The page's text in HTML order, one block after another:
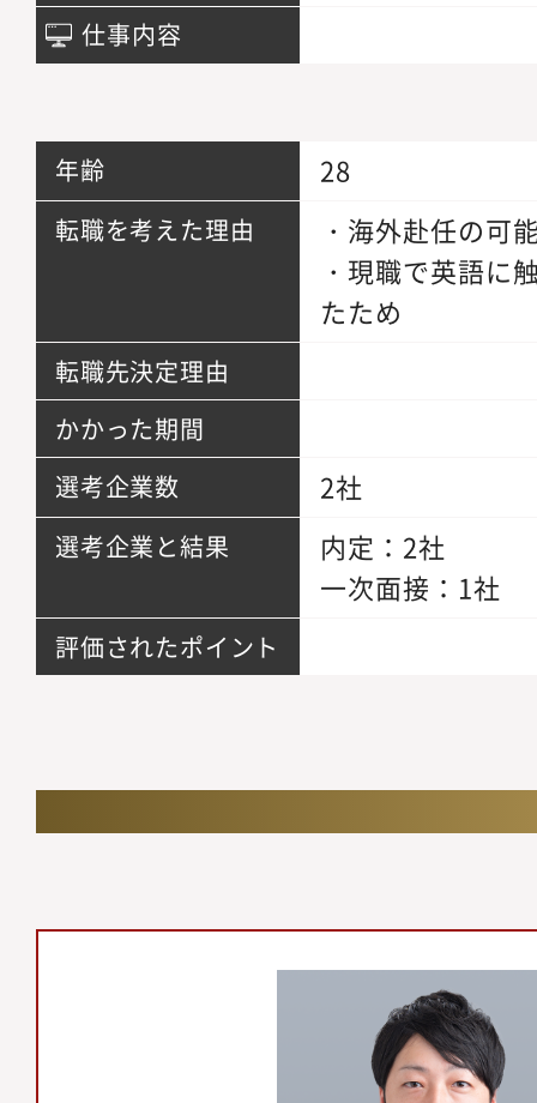
仕事内容
年齢 28
転職を考えた理由
・海外赴任の可
・現職で英語に
たため
転職先決定理由
かかった期間
選考企業数
2社
選考企業と結果
内定：2社
一次面接：1社
評価されたポイント